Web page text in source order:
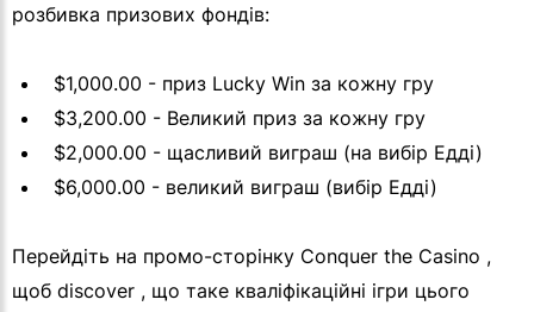
розбивка призових фондів:
$1,000.00 - приз Lucky Win за кожну гру
$3,200.00 - Великий приз за кожну гру
$2,000.00 - щасливий виграш (на вибір Едді)
$6,000.00 - великий виграш (вибір Едді)
Перейдіть на промо-сторінку Conquer the Casino ,
щоб discover , що таке кваліфікаційні ігри цього